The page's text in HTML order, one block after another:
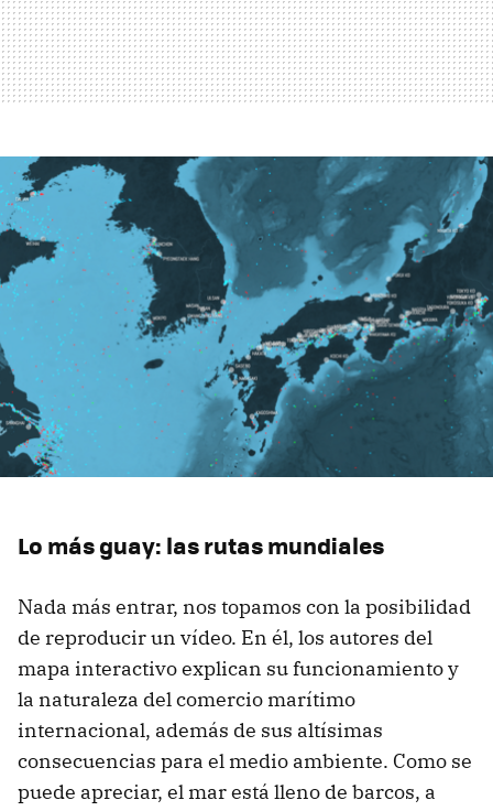
Lo más guay: las rutas mundiales
Nada más entrar, nos topamos con la posibilidad
de reproducir un vídeo. En él, los autores del
mapa interactivo explican su funcionamiento y
la naturaleza del comercio marítimo
internacional, además de sus altísimas
consecuencias para el medio ambiente. Como se
puede apreciar, el mar está lleno de barcos, a